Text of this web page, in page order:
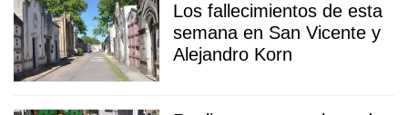
Los fallecimientos de esta
semana en San Vicente y
Alejandro Korn